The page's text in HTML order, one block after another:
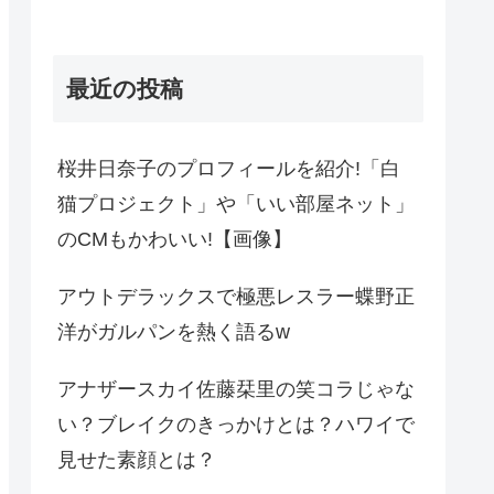
最近の投稿
桜井日奈子のプロフィールを紹介!「白
猫プロジェクト」や「いい部屋ネット」
のCMもかわいい!【画像】
アウトデラックスで極悪レスラー蝶野正
洋がガルパンを熱く語るw
アナザースカイ佐藤栞里の笑コラじゃな
い？ブレイクのきっかけとは？ハワイで
見せた素顔とは？